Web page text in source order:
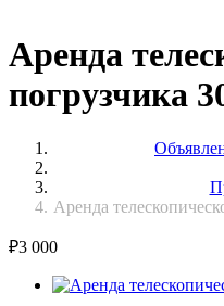
Аренда
погрузчика
Аренда
₽3 000